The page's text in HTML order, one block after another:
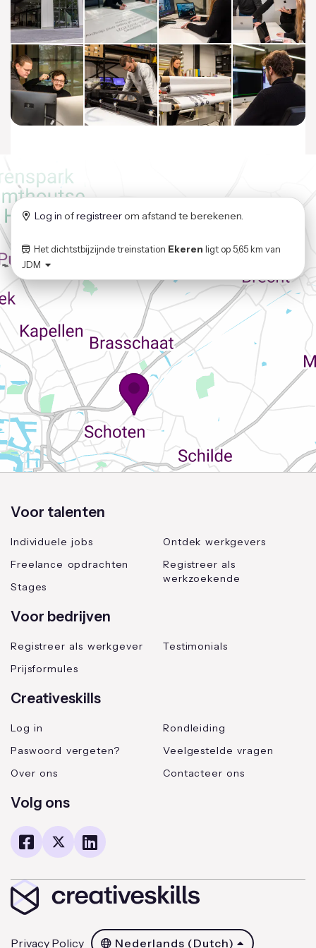
Log in ofregistreerom afstand te berekenen.
Het dichtstbijzijnde treinstation Ekeren ligt op5,65 km van
JDM
Voor talenten
Individuele jobs
Freelance opdrachten
Stages
Ontdek werkgevers
Registreer als
werkzoekende
Voor bedrijven
Registreer als werkgever
Prijsformules
Testimonials
Creativeskills
Log in
Paswoord vergeten?
Over ons
Rondleiding
Veelgestelde vragen
Contacteer ons
Volg ons
Privacy Policy Nederlands (Dutch)